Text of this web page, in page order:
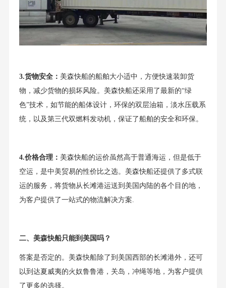
3.货物安全： 美森快船的船舶大小适中，方便快速装卸货
物，减少货物的损坏风险。美森快船还采用了最新的“绿
色”技术，如节能的船体设计，环保的双层油箱，淡水压载系
统，以及第三代双燃料发动机，保证了船舶的安全和环保。
4.价格合理： 美森快船的运价虽然高于普通海运，但是低于
空运，是中美贸易的性价比之选。美森快船还提供了多式联
运的服务，将货物从长滩港运送到美国内陆的各个目的地，
为客户提供了一站式的物流解决方案.
二、美森快船只能到美国吗？
答案是否定的。美森快船除了到美国西部的长滩港外，还可
以到达夏威夷的火奴鲁鲁港，关岛，冲绳等地，为客户提供
了更多的选择。